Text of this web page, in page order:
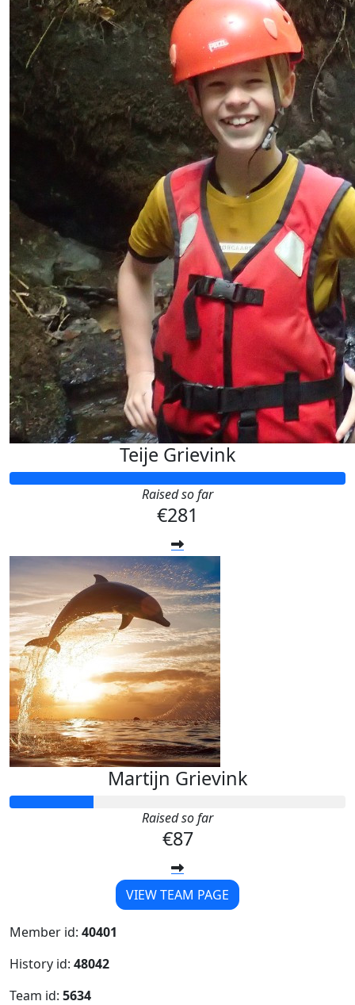
Teije Grievink
Raised so far
€281
Martijn Grievink
Raised so far
€87
VIEW TEAM PAGE
Member id: 40401
History id: 48042
Team id: 5634